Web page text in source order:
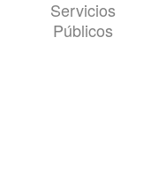
Servicios
Públicos